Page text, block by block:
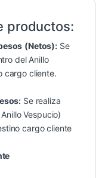
productos:
(Netos): Se
del Anillo
cargo cliente.
Se realiza
Vespucio)
cargo cliente